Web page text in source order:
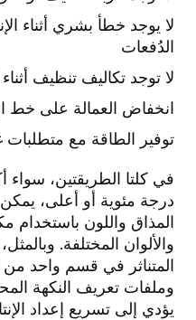
لا يوجد خطأ بشري أثناء
الدُفعات
لا توجد تكاليف تنظيف أثناء
انخفاض العمالة على خط
توفير الطاقة مع متطلبات
درجة مئوية أو أعلى،
المذاق واللون باستخدام
والألوان المختلفة.
المتناثر في قسم واحد من
وملفات تعريف النكهة
يؤدي إلى تسريع إعداد